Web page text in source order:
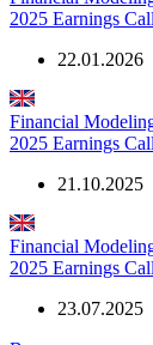
21.04.2026
2025 Earnings Call
22.01.2026
2025 Earnings Call
21.10.2025